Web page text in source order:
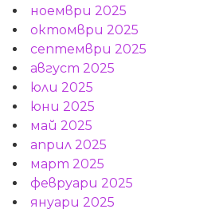
ноември 2025
октомври 2025
септември 2025
август 2025
юли 2025
юни 2025
май 2025
април 2025
март 2025
февруари 2025
януари 2025